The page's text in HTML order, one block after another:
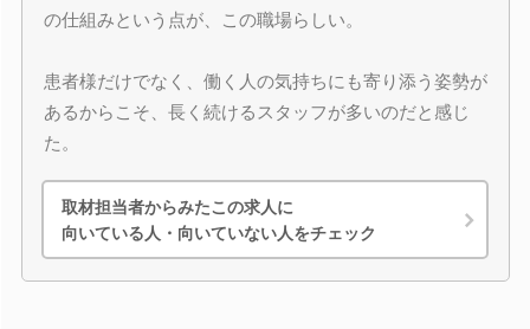
の仕組みという点が、この職場らしい。
患者様だけでなく、働く人の気持ちにも寄り添う姿勢が
あるからこそ、長く続けるスタッフが多いのだと感じ
た。
取材担当者からみたこの求人に
向いている人・向いていない人をチェック